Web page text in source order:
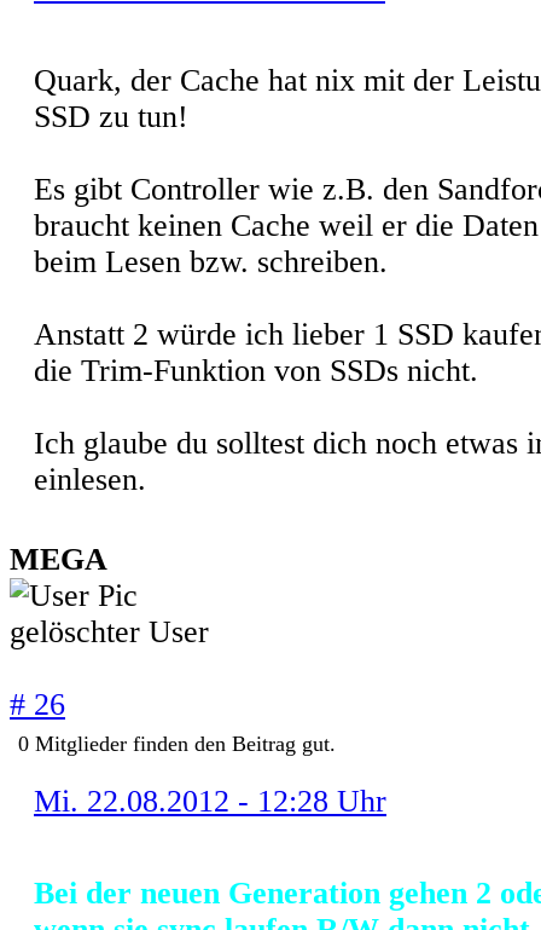
Quark, der Cache hat nix mit der
SSD zu tun!
Es gibt Controller wie z.B. den
braucht keinen Cache weil er die
beim Lesen bzw. schreiben.
Anstatt 2 würde ich lieber 1 SSD
die Trim-Funktion von SSDs nicht.
Ich glaube du solltest dich noch etwas
einlesen.
MEGA
gelöschter User
# 26
0 Mitglieder finden den Beitrag gut.
Mi. 22.08.2012 - 12:28 Uhr
Bei der neuen Generation gehen 2